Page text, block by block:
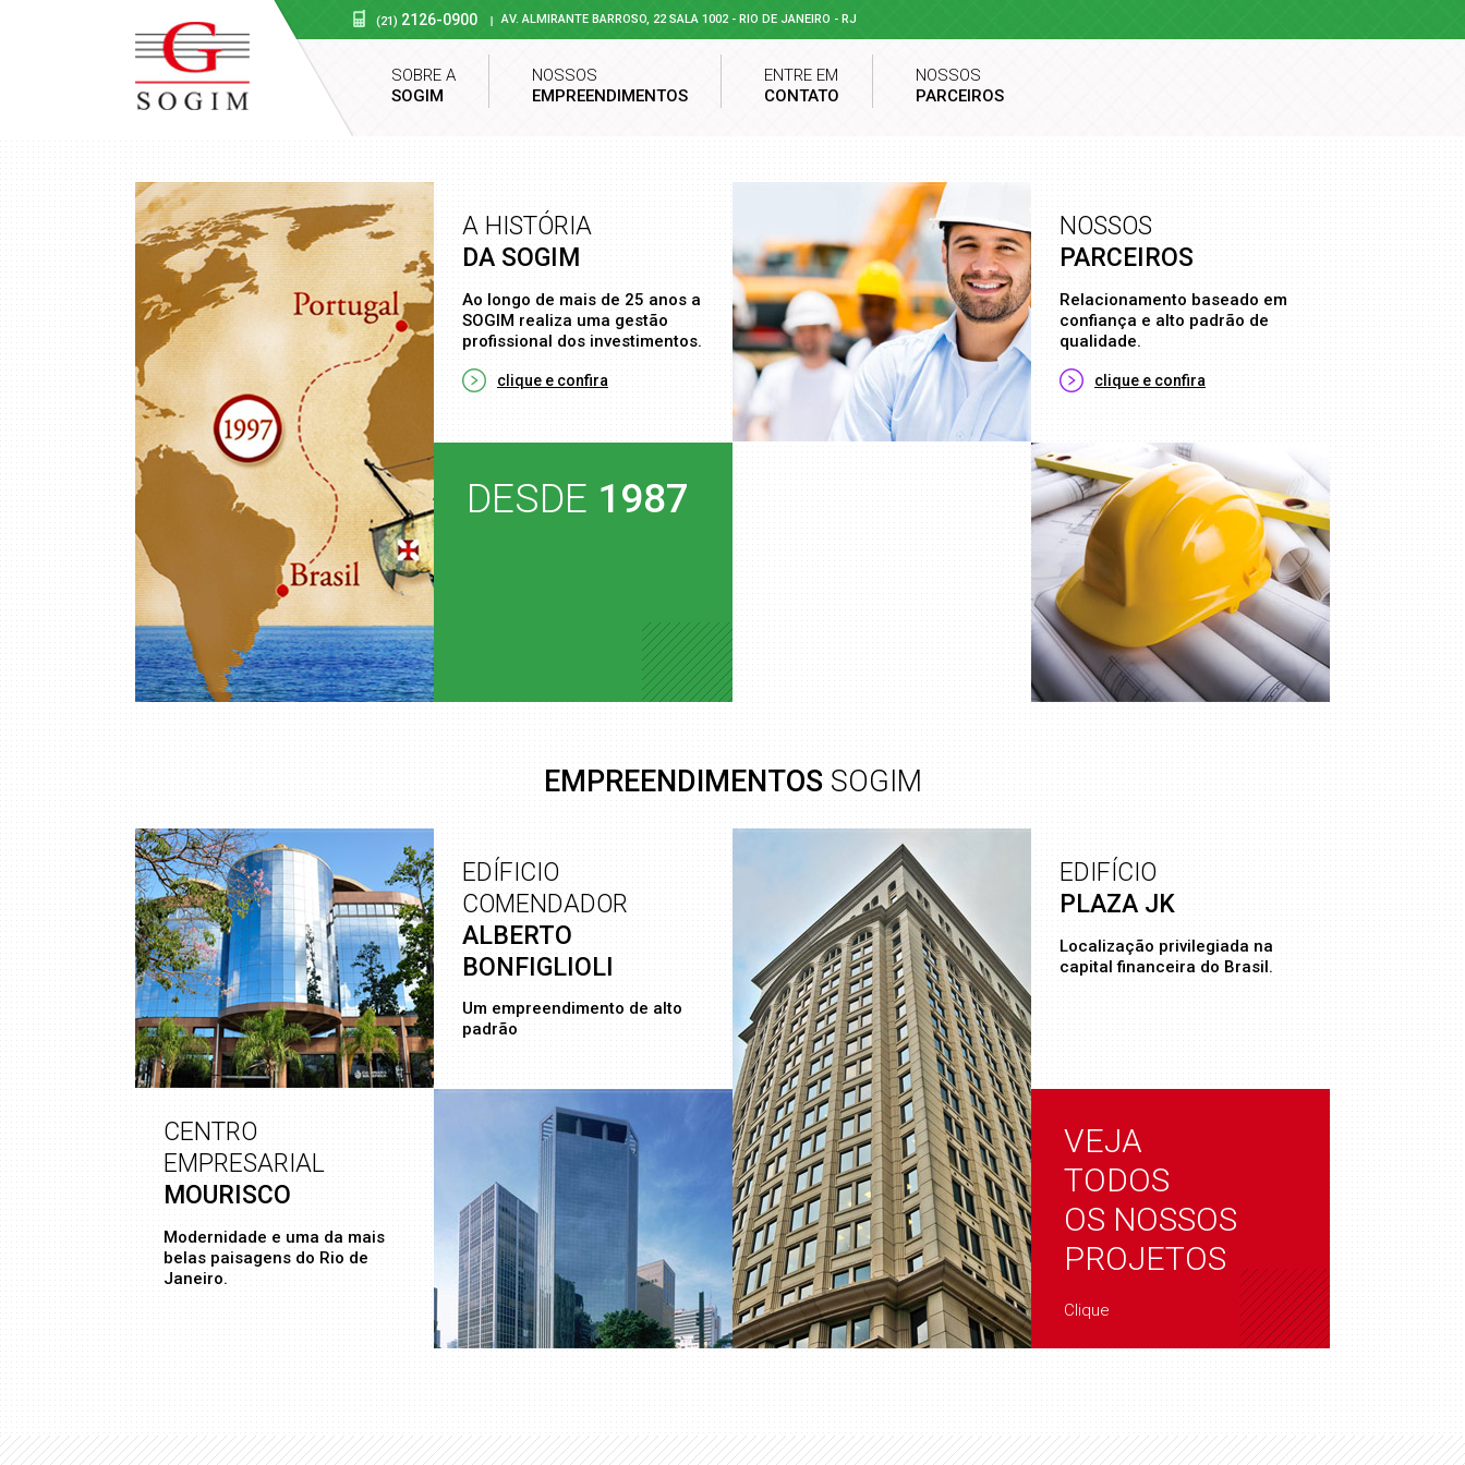
(21) 2126-0900 AV. ALMIRANTE BARROSO, 22 SALA 1002 - RIO DE JANEIRO - RJ
SOBRE A
SOGIM
NOSSOS
EMPREENDIMENTOS
ENTRE EM
CONTATO
NOSSOS
PARCEIROS
A HISTÓRIA
DA SOGIM
Ao longo de mais de 25 anos a
SOGIM realiza uma gestão
profissional dos investimentos.
clique e confira
DESDE 1987
NOSSOS
PARCEIROS
Relacionamento baseado em
confiança e alto padrão de
qualidade.
clique e confira
EMPREENDIMENTOSSOGIM
CENTRO
EMPRESARIAL
MOURISCO
Modernidade e uma da mais
belas paisagens do Rio de
Janeiro.
EDÍFICIO
COMENDADOR
ALBERTO
BONFIGLIOLI
Um empreendimento de alto
padrão
EDIFÍCIO
PLAZA JK
Localização privilegiada na
capital financeira do Brasil.
VEJA
TODOS
OS NOSSOS
PROJETOS
Clique